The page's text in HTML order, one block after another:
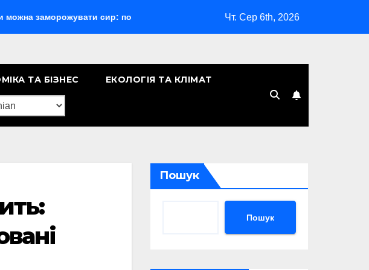
сир: повний гід з порадами Відпустка за сімейними обставинами:
Чт. Сер 6th, 2026
ТА БІЗНЕС ЕКОЛОГІЯ ТА КЛІМАТ
Пошук
Пошук